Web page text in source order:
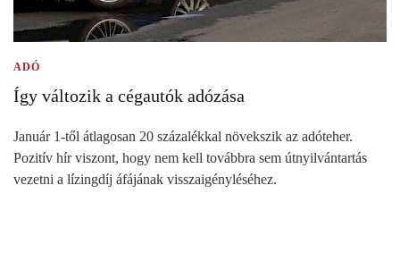
ADÓ
Így változik a cégautók adózása
Január 1-től átlagosan 20 százalékkal növekszik az adóteher.
Pozitív hír viszont, hogy nem kell továbbra sem útnyilvántartás
vezetni a lízingdíj áfájának visszaigényléséhez.